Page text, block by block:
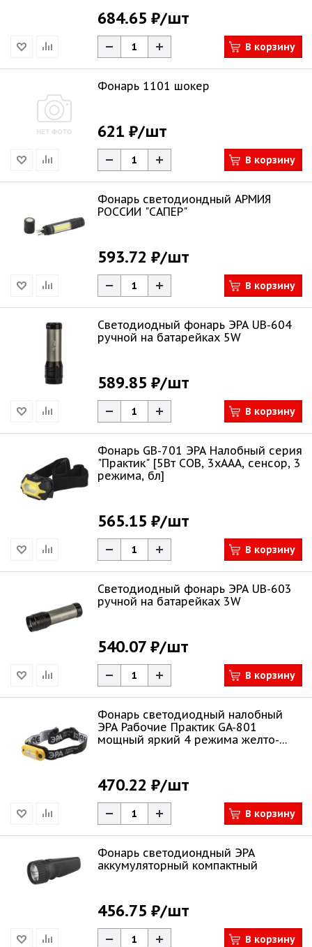
684.65 ₽/шт
В корзину
Фонарь 1101 шокер
621 ₽/шт
В корзину
Фонарь светодиондный АРМИЯ
РОССИИ "САПЕР"
593.72 ₽/шт
В корзину
Светодиодный фонарь ЭРА UB-604
ручной на батарейках 5W
589.85 ₽/шт
В корзину
Фонарь GB-701 ЭРА Налобный серия
"Практик" [5Вт COB, 3xAAA, сенсор, 3
режима, бл]
565.15 ₽/шт
В корзину
Светодиодный фонарь ЭРА UB-603
ручной на батарейках 3W
540.07 ₽/шт
В корзину
Фонарь светодиодный налобный
ЭРА Рабочие Практик GA-801
мощный яркий 4 режима желто-
470.22 ₽/шт
В корзину
Фонарь светодиондный ЭРА
аккумуляторный компактный
456.75 ₽/шт
В корзину